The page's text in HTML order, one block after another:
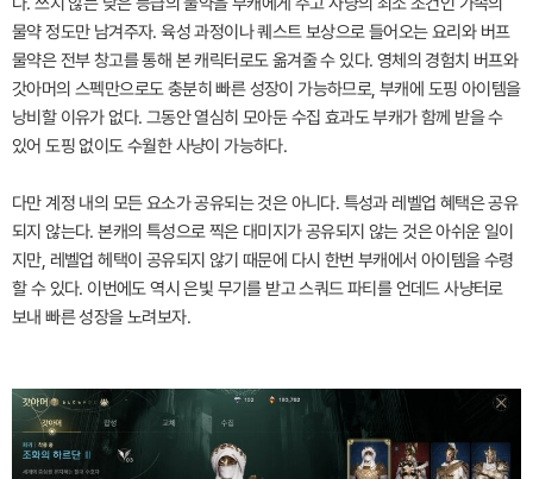
물약 정도만 남겨주자. 육성 과정이나 퀘스트 보상으로 들어오는 요리와 버프
물약은 전부 창고를 통해 본 캐릭터로도 옮겨줄 수 있다. 영체의 경험치 버프와
갓아머의 스펙만으로도 충분히 빠른 성장이 가능하므로, 부캐에 도핑 아이템을
낭비할 이유가 없다. 그동안 열심히 모아둔 수집 효과도 부캐가 함께 받을 수
있어 도핑 없이도 수월한 사냥이 가능하다.
다만 계정 내의 모든 요소가 공유되는 것은 아니다. 특성과 레벨업 혜택은 공유
되지 않는다. 본캐의 특성으로 찍은 대미지가 공유되지 않는 것은 아쉬운 일이
지만, 레벨업 헤택이 공유되지 않기 때문에 다시 한번 부캐에서 아이템을 수령
할 수 있다. 이번에도 역시 은빛 무기를 받고 스쿼드 파티를 언데드 사냥터로
보내 빠른 성장을 노려보자.